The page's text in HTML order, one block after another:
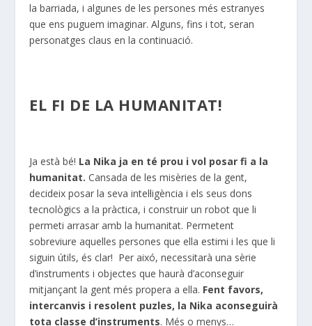
la barriada, i algunes de les persones més estranyes
que ens puguem imaginar. Alguns, fins i tot, seran
personatges claus en la continuació.
EL FI DE LA HUMANITAT!
Ja està bé! La Nika ja en té prou i vol posar fi a la
humanitat. Cansada de les misèries de la gent,
decideix posar la seva intel·ligència i els seus dons
tecnològics a la pràctica, i construir un robot que li
permeti arrasar amb la humanitat. Permetent
sobreviure aquelles persones que ella estimi i les que li
siguin útils, és clar! Peraixó, necessitarà una sèrie
d’instruments i objectes que haurà d’aconseguir
mitjançant la gent més propera a ella. Fent favors,
intercanvis i resolent puzles, la Nika aconseguirà
tota classe d’instruments. Més o menys…